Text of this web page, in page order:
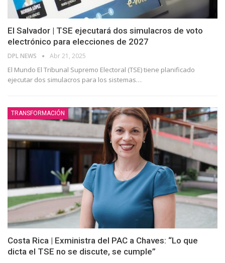
El Salvador | TSE ejecutará dos simulacros de voto
electrónico para elecciones de 2027
DPL NEWS Abr 21, 2025
El Mundo El Tribunal Supremo Electoral (TSE) tiene planificado
ejecutar dos simulacros para los sistemas…
TRANSFORMACIÓN
Costa Rica | Exministra del PAC a Chaves: “Lo que
dicta el TSE no se discute, se cumple”